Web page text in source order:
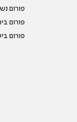
פורום
פורום
פורום